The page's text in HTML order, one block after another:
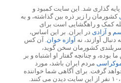
فضول محله در ۱۳ اسفند ۱۳۸۷ پایه گذاری شد. این سایت کمبود و
کشورمان را زیر ذره بین گذاشته، و به
کمک و راهگشایی است برای
و آزادی در ایران. بر این اساس،
آوازند، نه آوازه خوان . آن کس
کشورمان سخن گوید،
و چنانچه گفتار او اشتباه و بر
مردم ایران باشد، مورد
گرفت. برای آگاهی شما خواننده